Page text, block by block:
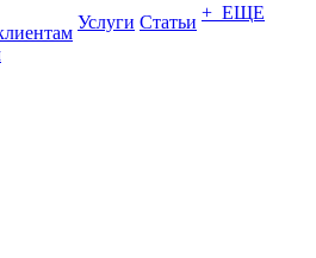
Услуги Статьи + ЕЩЕ